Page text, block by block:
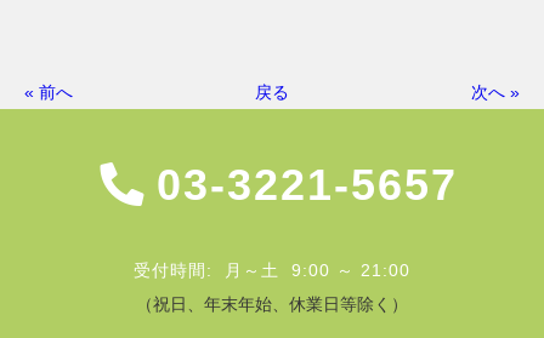
« 前へ 戻る 次へ »
03-3221-5657
受付時間: 月～土 9:00 ～ 21:00
（祝日、年末年始、休業日等除く）